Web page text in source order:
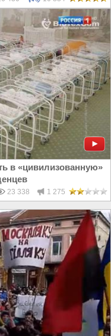
в «цивилизованную»
23 338 1 275